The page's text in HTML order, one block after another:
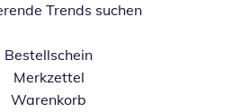
Trends suchen
Bestellschein
Merkzettel
Warenkorb